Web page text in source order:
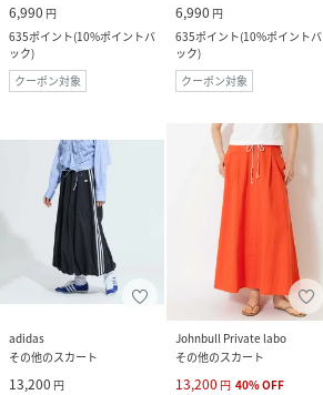
6,990 円
635ポイント(10%ポイントバ
ック)
クーポン対象
6,990 円
635ポイント(10%ポイントバ
ック)
クーポン対象
adidas
その他のスカート
13,200 円
Johnbull Private labo
その他のスカート
13,200 円 40%OFF